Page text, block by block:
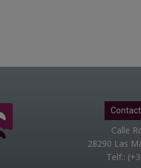
Calle
28290 Las
Telf.: